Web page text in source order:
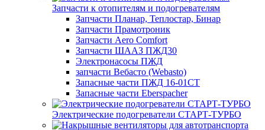
Запчасти к отопителям и подогревателям
Запчасти Планар, Теплостар, Бинар
Запчасти Прамотроник
Запчасти Aero Comfort
Запчасти ШААЗ ПЖД30
Электронасосы ПЖД
запчасти Вебасто (Webasto)
Запасные части ПЖД 16-01СТ
Запасные части Eberspacher
Электрические подогреватели СТАРТ-ТУРБО